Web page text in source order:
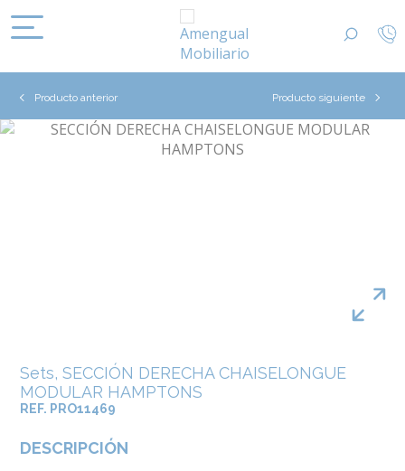
Producto anterior Producto siguiente
Sets, SECCIÓN DERECHA CHAISELONGUE
MODULAR HAMPTONS
REF. PRO11469
DESCRIPCIÓN